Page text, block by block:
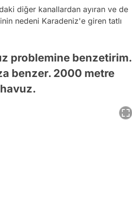
diğer kanallardan ayıran ve de
nedeni Karadeniz'e giren tatlı
problemine benzetirim.
benzer. 2000 metre
havuz.